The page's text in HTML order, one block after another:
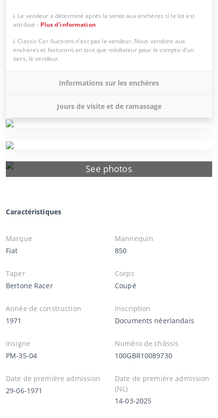
See photos
Le vendeur a déterminé après la vente aux enchères si le lot est
attribué - Plus d'information
Classic Car Auctions n'est pas le vendeur. Nous vendons aux
enchères et facturons en tant que médiateur pour le compte d'un
tiers, le vendeur.
Informations sur les enchères
Jours de visite et de ramassage
Caractéristiques
Marque
Fiat
Mannequin
850
Taper
Bertone Racer
Corps
Coupé
Année de construction
1971
Inscription
Documents néerlandais
Insigne
PM-35-04
Numéro de châssis
100GBR10089730
Date de première admission
29-06-1971
Date de première admission
(NL)
14-03-2025